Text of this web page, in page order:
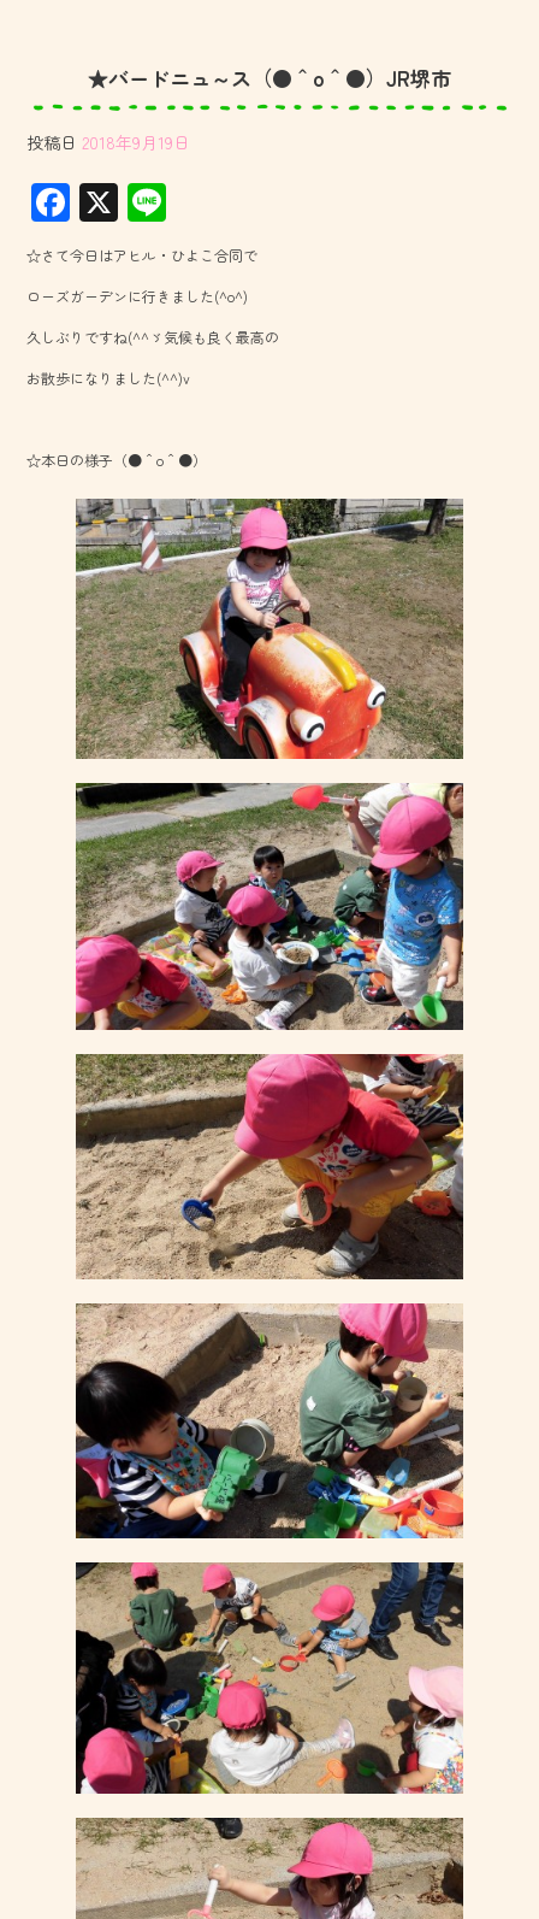
★バードニュ～ス（●＾o＾●）JR堺市
投稿日 2018年9月19日
F
ac
e
b
o
ok
X
ne
☆さて今日はアヒル・ひよこ合同で
ローズガーデンに行きました(^o^)
久しぶりですね(^^ゞ気候も良く最高の
お散歩になりました(^^)v
☆本日の様子（●＾o＾●）